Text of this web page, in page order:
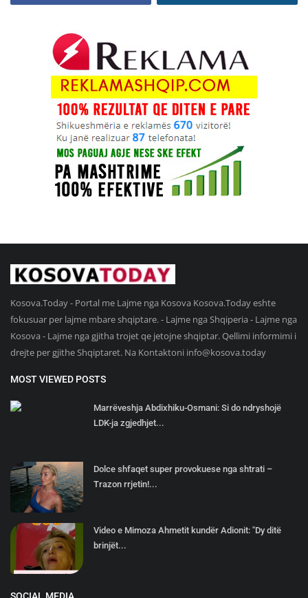
Kosova.Today - Portal me Lajme nga Kosova Kosova.Today eshte
fokusuar per lajme mbare shqiptare. - Lajme nga Shqiperia - Lajme nga
Kosova - Lajme nga gjitha trojet qe jetojne shqiptar. Qellimi informimi i
drejte per gjithe Shqiptaret. Na Kontaktoni info@kosova.today
MOST VIEWED POSTS
Marrëveshja Abdixhiku-Osmani: Si do ndryshojë
LDK-ja zgjedhjet...
Dolce shfaqet super provokuese nga shtrati –
Trazon rrjetin!...
Video e Mimoza Ahmetit kundër Adionit: "Dy ditë
brinjët...